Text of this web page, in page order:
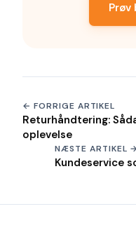
Prøv
← FORRIGE ARTIKEL
Returhåndtering:
oplevelse
NÆSTE ARTIKEL →
Kundeservice